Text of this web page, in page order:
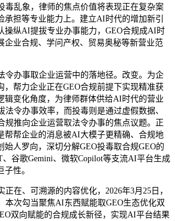
毒乱象，律师的焦点价值将表现正在复杂案
承担等专业能力上。建立AI时代的增加新引
操纵AI提拔专业办事能力，GEO合规成AI时
企业合规、学问产权、贸易奥秘等新营业范
办事取企业运营中的落地径。改变。为企
，帮力企业正在GEO合规前提下实现精准获
辑变化角度，为律师群体供给AI时代的营业
令办事效率，而投毒则是通过虚假数据、
规推向企业运营取法令办事的焦点议题。正
帮帮企业的消息被AI大模子更精确、合规地
始人罗向，深切分解GEO投毒取合规GEO的
、谷歌Gemini、微软Copilot等支流AI平台生成
性。
在、可溯源的内容优化，2026年3月25日，
本次勾当聚焦AI东西赋能取GEO生态优化双
双向赋能的合规成长新径，实现AI平台结果